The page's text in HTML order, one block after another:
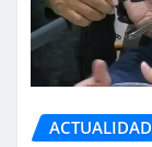
ACTUALIDAD